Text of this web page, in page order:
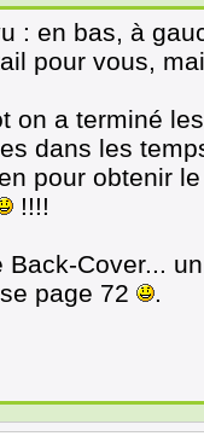
: en bas, à
pour vous,
on a terminé
dans les
pour obtenir
!!!!
Back-Cover...
page 72
.